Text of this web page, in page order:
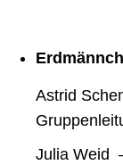
Astrid
Julia Weid